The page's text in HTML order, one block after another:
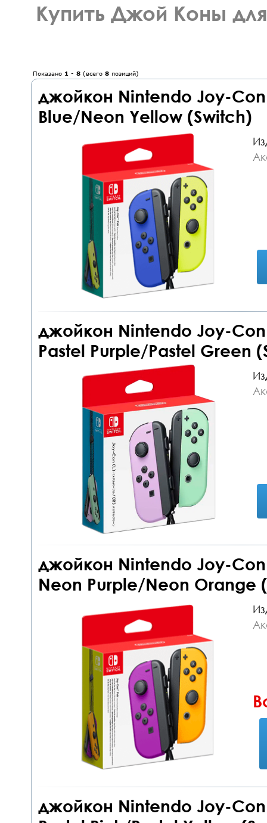
Купить Джой Коны
Показано 1 - 8 (всего 8 позиций)
джойкон Nintendo Joy-
Blue/Neon Yellow (Switch)
джойкон Nintendo Joy-
Pastel Purple/Pastel Green
джойкон Nintendo Joy-
Neon Purple/Neon Orange
джойкон Nintendo Joy-